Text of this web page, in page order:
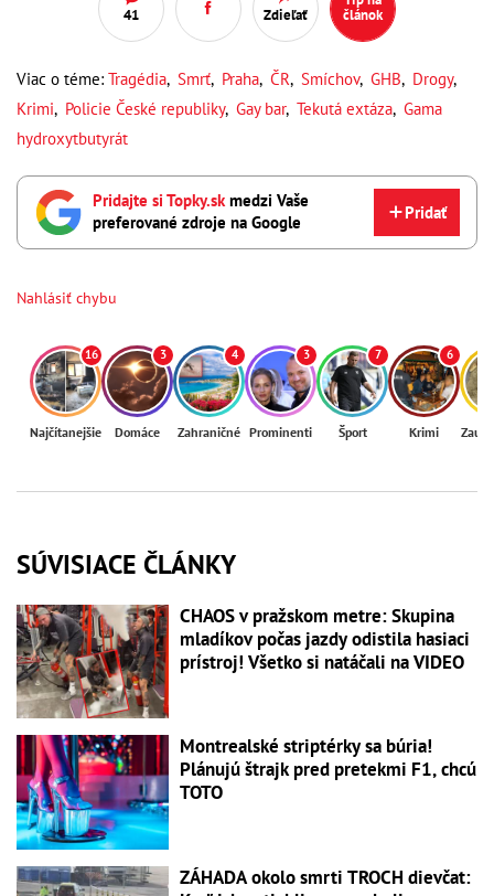
41 Zdieľať
článok
Viac o téme: Tragédia, Smrť, Praha, ČR, Smíchov, GHB, Drogy,
Krimi, Policie České republiky, Gay bar, Tekutá extáza, Gama
hydroxytbutyrát
Pridajte si Topky.skmedzi Vaše
preferované zdroje na Google
Pridať
Nahlásiť chybu
16
Najčítanejšie
3
Domáce
4
Zahraničné
3
Prominenti
7
Šport
6
Krimi
SÚVISIACE ČLÁNKY
CHAOS v pražskom metre: Skupina
mladíkov počas jazdy odistila hasiaci
prístroj! Všetko si natáčali na VIDEO
Montrealské striptérky sa búria!
Plánujú štrajk pred pretekmi F1, chcú
TOTO
ZÁHADA okolo smrti TROCH dievčat: